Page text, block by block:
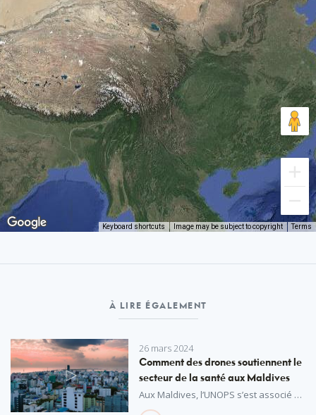
Keyboard shortcuts Image may be subject to copyright Terms
À LIRE ÉGALEMENT
26 mars 2024
Comment des drones soutiennent le
secteur de la santé aux Maldives
Aux Maldives, l’UNOPS s’est associé à la Banque islamique de développement pour assurer la livraison de drones ultramodernes pour le transport de matériel médical.